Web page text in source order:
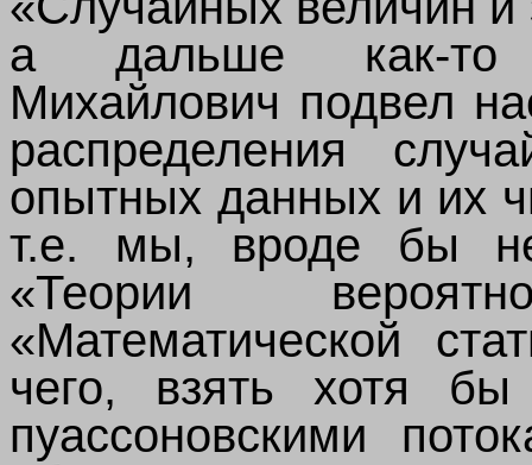
а дальше как-то
Михайлович подвел
распределения
опытных данных и их
т.е. мы, вроде бы
«Теории
«Математической
чего, взять хотя
пуассоновскими